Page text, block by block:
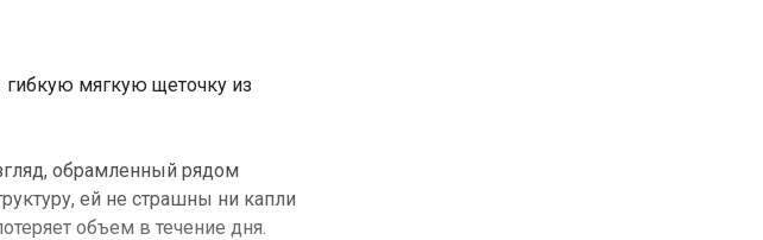
мягкую щеточку из
обрамленный рядом
ей не страшны ни капли
объем в течение дня.